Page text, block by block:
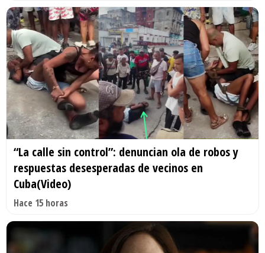
“La calle sin control”: denuncian ola de robos y
respuestas desesperadas de vecinos en
Cuba(Video)
Hace 15 horas